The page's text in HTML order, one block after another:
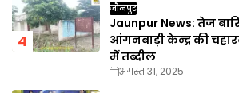
जौनपुर
Jaunpur News: तेज
आंगनबाड़ी केन्द्र की
में तब्दील
अगस्त 31, 2025